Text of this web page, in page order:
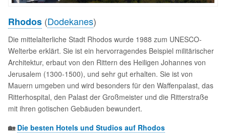
Rhodos (Dodekanes)
Die mittelalterliche Stadt Rhodos wurde 1988 zum UNESCO-
Welterbe erklärt. Sie ist ein hervorragendes Beispiel militärischer
Architektur, erbaut von den Rittern des Heiligen Johannes von
Jerusalem (1300-1500), und sehr gut erhalten. Sie ist von
Mauern umgeben und wird besonders für den Waffenpalast, das
Ritterhospital, den Palast der Großmeister und die Ritterstraße
mit ihren gotischen Gebäuden bewundert.
🏡 Die besten Hotels und Studios auf Rhodos